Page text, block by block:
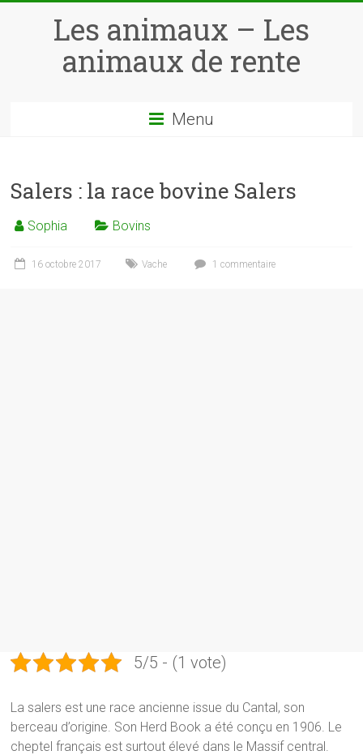
Les animaux – Les
animaux de rente
Menu
Salers : la race bovine Salers
Sophia Bovins
16 octobre 2017 Vache 1 commentaire
5/5 - (1 vote)
La salers est une race ancienne issue du Cantal, son
berceau d’origine. Son Herd Book a été conçu en 1906. Le
cheptel français est surtout élevé dans le Massif central.